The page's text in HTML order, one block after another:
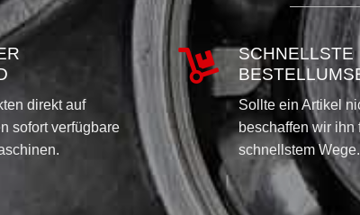
direkt auf
sofort verfügbare

SCHNELLSTE
Sollte ein Artikel
beschaffen wir ihn
schnellstem Wege.